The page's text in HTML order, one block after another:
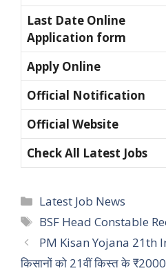
Last Date Online
Application form
Apply Online
Official Notification
Official Website
Check All Latest Jobs
Categories
Latest Job News
Tags
BSF Head Constable
PM Kisan Yojana 21th
किसानों को 21वीं किस्त के ₹2000